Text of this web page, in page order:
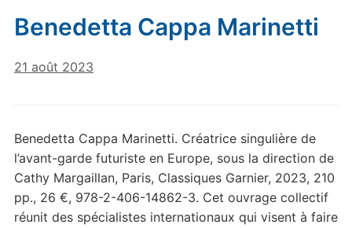
Benedetta Cappa Marinetti
21 août 2023
Benedetta Cappa Marinetti. Créatrice singulière de
l’avant-garde futuriste en Europe, sous la direction de
Cathy Margaillan, Paris, Classiques Garnier, 2023, 210
pp., 26 €, 978-2-406-14862-3. Cet ouvrage collectif
réunit des spécialistes internationaux qui visent à faire